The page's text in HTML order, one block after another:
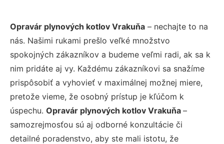
Opravár plynových kotlov Vrakuňa – nechajte to na
nás. Našimi rukami prešlo veľké množstvo
spokojných zákazníkov a budeme veľmi radi, ak sa k
nim pridáte aj vy. Každému zákazníkovi sa snažíme
prispôsobiť a vyhovieť v maximálnej možnej miere,
pretože vieme, že osobný prístup je kľúčom k
úspechu. Opravár plynových kotlov Vrakuňa –
samozrejmosťou sú aj odborné konzultácie či
detailné poradenstvo, aby ste mali istotu, že